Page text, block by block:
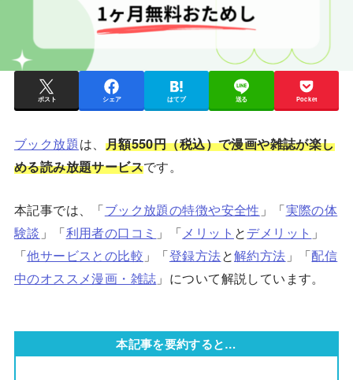
ポスト シェア はてブ 送る Pocket
ブック放題は、 月額550円（税込）で漫画や雑誌が楽し
める読み放題サービスです。
本記事では、「ブック放題の特徴や安全性 」「実際の体
験談 」「利用者の口コミ 」「メリット とデメリット 」
「他サービスとの比較 」「登録方法と解約方法 」「配信
中のオススメ漫画・雑誌 」について解説しています。
本記事を要約すると…